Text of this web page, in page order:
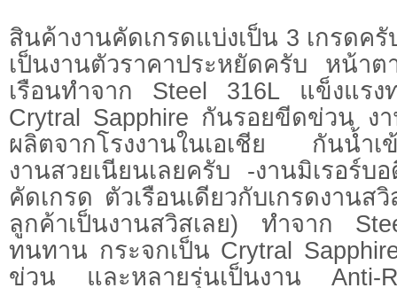
สินค้างานคัดเกรดแบ่งเป็น 3 เกรดครั
เป็นงานตัวราคาประหยัดครับ หน้า
เรือนทำจาก Steel 316L แข็งแรง
Crytral Sapphire กันรอยขีดข่วน ง
ผลิตจากโรงงานในเอเชีย กันน้ำเข้
งานสวยเนียนเลยครับ -งานมิเรอร์บ
คัดเกรด ตัวเรือนเดียวกับเกรดงานส
ลูกค้าเป็นงานสวิสเลย) ทำจาก
ทนทาน กระจกเป็น Crytral
ข่วน และหลายรุ่นเป็นงาน Anti-